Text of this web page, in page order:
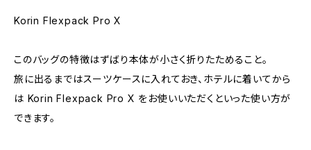
Korin Flexpack Pro X
このバッグの特徴はずばり本体が小さく折りたためること。
旅に出るまではスーツケースに入れておき、ホテルに着いてから
は Korin Flexpack Pro X をお使いいただくといった使い方が
できます。